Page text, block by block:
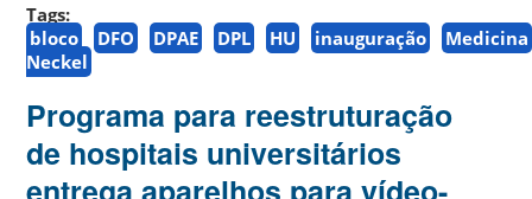
Tags:
bloco
DFO DPAE DPL HU inauguração
Medicina
Neckel
Programa para reestruturação
de hospitais universitários
entrega aparelhos para vídeo-